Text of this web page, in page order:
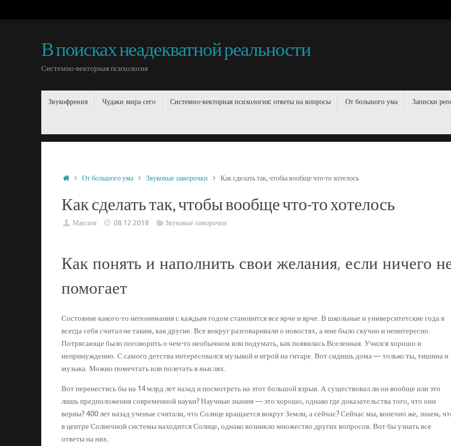
В поисках неадекватной реальности
Системно-векторная психология
Звукофрения Чудаки мира сего Системно-векторная психология: ответы на вопросы От большого ума Записки
От большого ума Звуковые заморочки Как сделать так, чтобы вообще что-то хотелось
Как сделать так, чтобы вообще что-то хотелось
Максим 08.12.2018 Звуковые заморочки
Как понять и наполнить свои желания, если ничего
помогает
Состояние какого-то непонимания с каждым годом становится все ярче и ярче. В школьные и университетские года я
всегда себя считал не таким, как другие. Все вокруг разговаривали о новостях, а мне было скучно и неинтересно.
Потрясающе было поговорить о чем-то необычном или подумать, как появилась Вселенная. Учился хорошо и
непринужденно. С самого детства интересовался музыкой и игрой на гитаре. Вот сидишь дома — только ты, тишина и
музыка. Можно помечтать или полетать в мыслях.
Вот перенестись бы на 14 млрд лет назад и посмотреть на этот большой взрыв. А существовал ли он вообще или это
лишь предположения современной науки? Научные знания — это хорошо, однако где доказательства того, что они
верны? 400 лет назад ученые считали, что Солнце вращается вокруг Земли, а сейчас? Сейчас мы, конечно же, знаем,
в центре Солнечной системы находится Солнце, однако возникло множество других вопросов. Вот бы узнать все
ответы на них.